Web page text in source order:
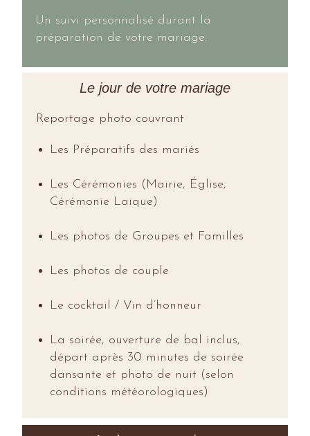
Un suivi personnalisé durant la
préparation de votre mariage.
Le jour de votre mariage
Reportage photo couvrant
Les Préparatifs des mariés
Les Cérémonies (Mairie, Église,
Cérémonie Laïque)
Les photos de Groupes et Familles
Les photos de couple
Le cocktail / Vin d’honneur
La soirée, ouverture de bal inclus,
départ après 30 minutes de soirée
dansante et photo de nuit (selon
conditions météorologiques)